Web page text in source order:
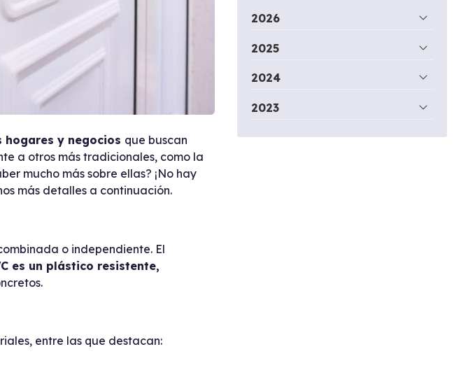
y negocios que buscan
a otros más tradicionales, como la
mucho más sobre ellas? ¡No hay
más detalles a continuación.
o independiente. El
es un plástico resistente,
entre las que destacan:
2026
2025
2024
2023